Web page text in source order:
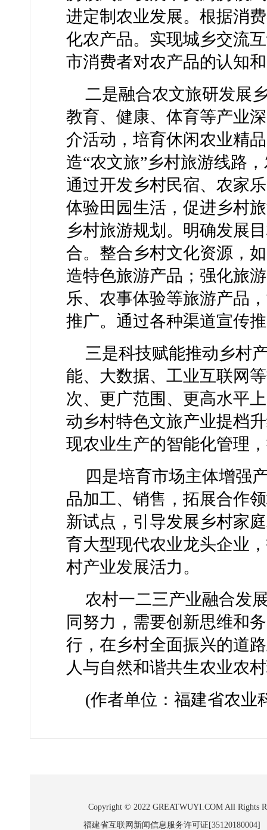
进定制农业发展。根据消
化农产品。实现城乡交流
市消费者对农产品的认知
二是融合农文旅研发展
教育、健康、体育等产业
介活动，培育休闲农业精
造“农文旅”乡村旅游线路
通过开发乡村民宿、农家
体验田园生活，促进乡村
乡村旅游规划。明确发展
合。整合乡村文化资源，
造特色旅游产品；强化旅
乐、农事体验等旅游产品
推广。通过各种渠道宣传
三是科技赋能推动乡村
能、大数据、工业互联网
次、更广范围、更高水平
动乡村特色文旅产业提档
现农业生产的智能化管理
四是培育市场主体增强
品加工、销售，拓展合作
新试点，引导发展乡村家
育大型现代农业龙头企业
村产业发展活力。
农村一二三产业融合发
同努力，需要创新思维和
行，在乡村全面振兴的道
人与自然和谐共生农业农
(作者单位：福建省农业
Copyright © 2022 GREATWUYI.COM All Rights
福建省互联网新闻信息服务许可证